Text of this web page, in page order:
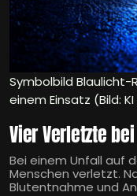
Symbolbild
einem Einsatz (Bild:
Vier Verletzte
Bei einem Unfall auf
Menschen verletzt.
Blutentnahme und